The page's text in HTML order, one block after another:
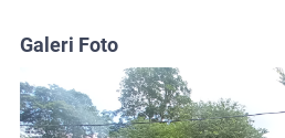
Galeri Foto